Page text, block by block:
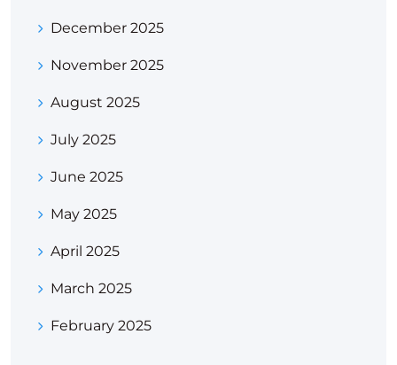
December 2025
November 2025
August 2025
July 2025
June 2025
May 2025
April 2025
March 2025
February 2025